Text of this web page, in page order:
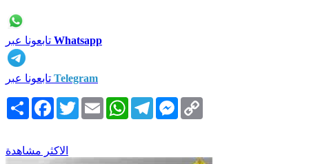
Whatsapp
Telegram
انشر Facebook
TwitterEmail WhatsAppTelegramMessenger
الاكثر مشاهدة